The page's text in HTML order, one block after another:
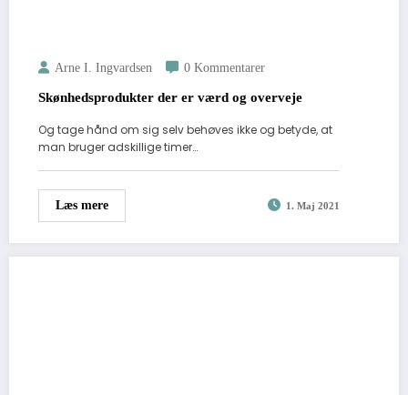
Arne I. Ingvardsen 0 Kommentarer
Skønhedsprodukter der er værd og overveje
Og tage hånd om sig selv behøves ikke og betyde, at
man bruger adskillige timer…
Læs mere 1. Maj 2021